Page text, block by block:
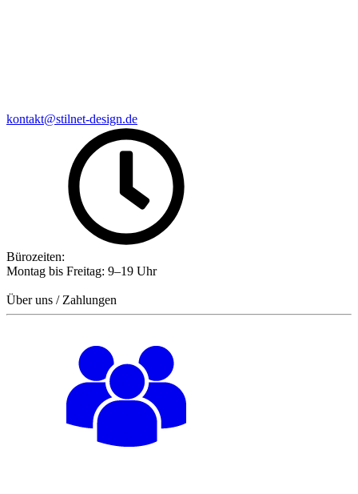
kontakt@stilnet-design.de
Bürozeiten:
Montag bis Freitag: 9–19 Uhr
Über uns / Zahlungen